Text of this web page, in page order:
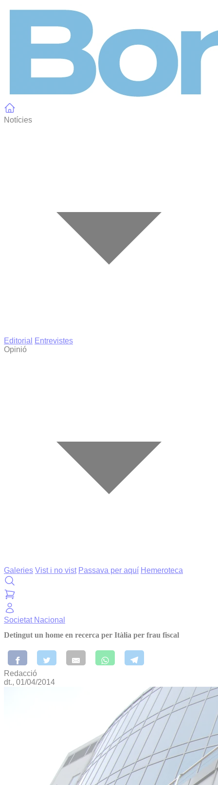
Notícies
Editorial
Entrevistes
Opinió
Galeries Vist i no vist Passava per aquí Hemeroteca
Societat Nacional
Detingut un home en recerca per Itàlia per frau fiscal
Redacció
dt., 01/04/2014